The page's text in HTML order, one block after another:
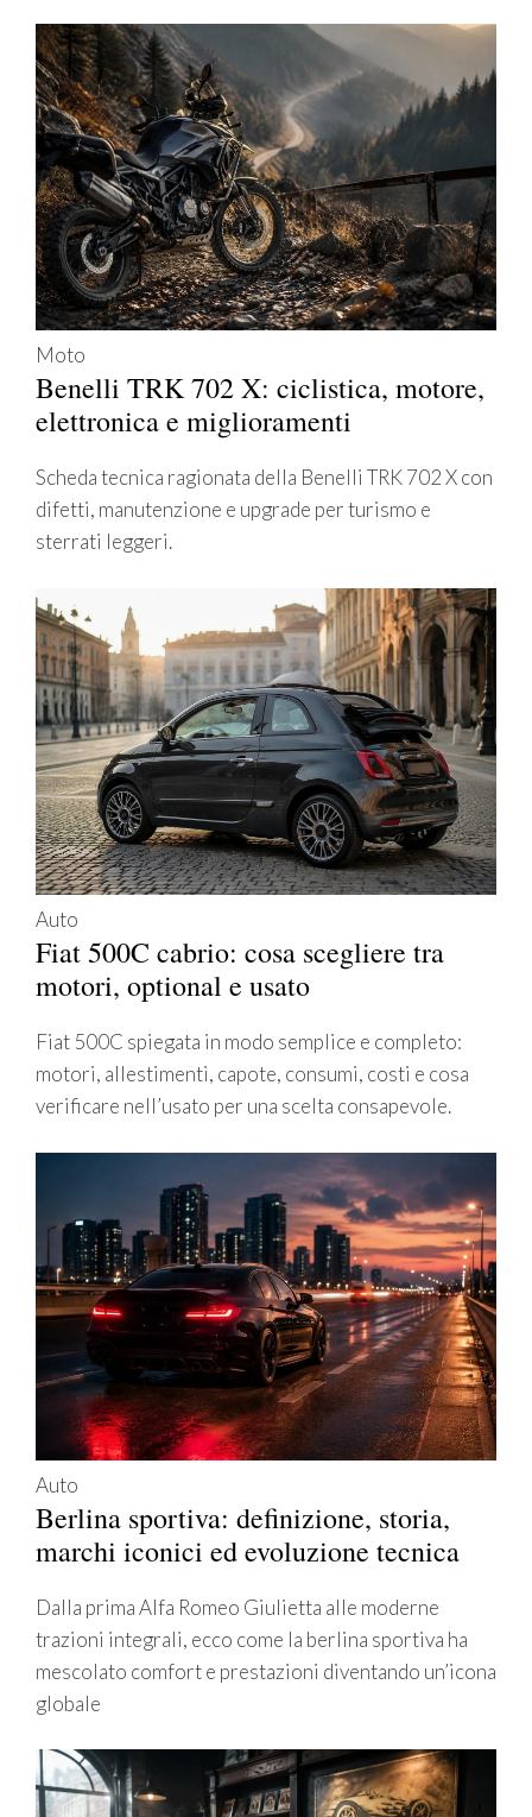
Moto
Benelli TRK 702 X: ciclistica, motore,
elettronica e miglioramenti
Scheda tecnica ragionata della Benelli TRK 702 X con
difetti, manutenzione e upgrade per turismo e
sterrati leggeri.
Auto
Fiat 500C cabrio: cosa scegliere tra
motori, optional e usato
Fiat 500C spiegata in modo semplice e completo:
motori, allestimenti, capote, consumi, costi e cosa
verificare nell’usato per una scelta consapevole.
Auto
Berlina sportiva: definizione, storia,
marchi iconici ed evoluzione tecnica
Dalla prima Alfa Romeo Giulietta alle moderne
trazioni integrali, ecco come la berlina sportiva ha
mescolato comfort e prestazioni diventando un’icona
globale